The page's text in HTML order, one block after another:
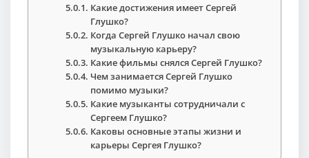
Какие достижения имеет Сергей
Глушко?
Когда Сергей Глушко начал свою
музыкальную карьеру?
Какие фильмы снялся Сергей Глушко?
Чем занимается Сергей Глушко
помимо музыки?
Какие музыканты сотрудничали с
Сергеем Глушко?
Каковы основные этапы жизни и
карьеры Сергея Глушко?